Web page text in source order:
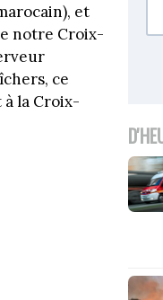
et
notre Croix-
ce
la Croix-